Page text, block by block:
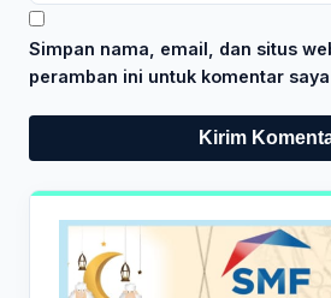
Simpan nama, email, dan situs
peramban ini untuk komentar